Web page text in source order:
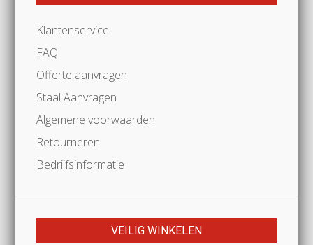
Klantenservice
FAQ
Offerte aanvragen
Staal Aanvragen
Algemene voorwaarden
Retourneren
Bedrijfsinformatie
VEILIG WINKELEN